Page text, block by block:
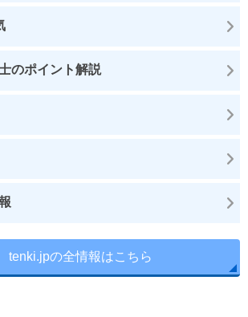
のポイント解説
tenki.jpの全情報はこちら